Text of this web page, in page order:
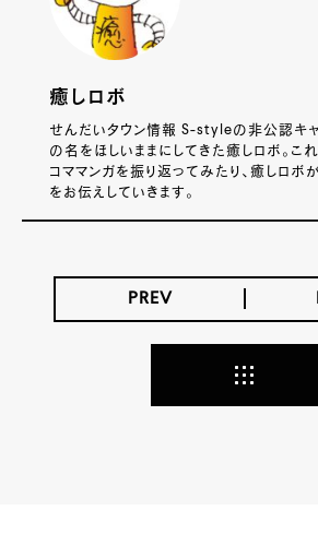
癒しロボ
せんだいタウン情報 S-styleの非公認キャ
の名をほしいままにしてきた癒しロボ。こ
コママンガを振り返ってみたり、癒しロボ
をお伝えしていきます。
PREV